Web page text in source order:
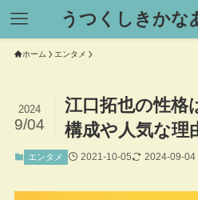
うつくしきかな
ホーム エンタメ
江口拓也の性格
構成や人気な理
2024
9/04
エンタメ 2021-10-05 2024-09-04